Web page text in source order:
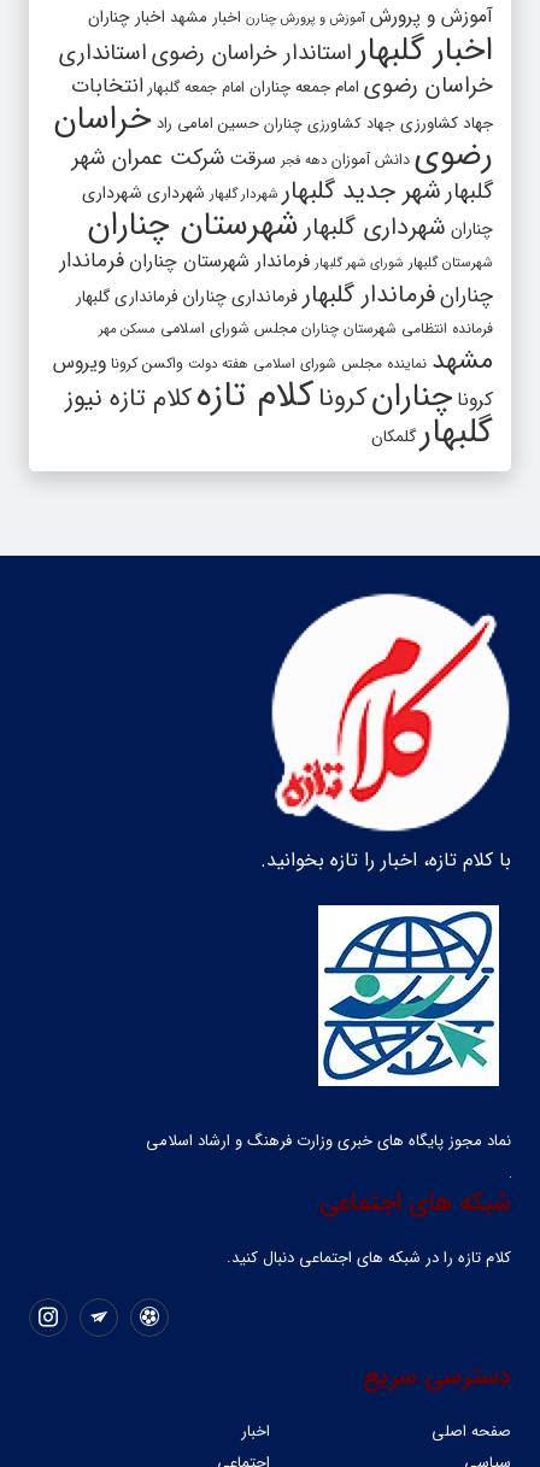
آموزش و پرورش آموزش و پرورش چنارن اخبار مشهد اخبار چناران
اخبار گلبهار استاندار خراسان رضویاستانداری
خراسان رضوی امام جمعه چناران امام جمعه گلبهار انتخابات
جهاد کشاورزی جهاد کشاورزی چناران حسین امامی راد خراسان
رضوی دانش آموزان دهه فجر سرقت شرکت عمران شهر
گلبهارشهر جدید گلبهار شهردار گلبهار شهرداری شهرداری
چناران شهرداری گلبهار شهرستان چناران
شهرستان گلبهار شورای شهر گلبهار فرماندار شهرستان چناران فرماندار
چنارانفرماندار گلبهار فرمانداری چناران فرمانداری گلبهار
فرمانده انتظامی شهرستان چناران مجلس شورای اسلامی مسکن مهر
مشهد نماینده مجلس شورای اسلامی هفته دولت واکسن کرونا ویروس
کرونا چنارانکروناکلام تازهکلام تازه نیوز
گلبهارگلمکان
با کلام تازه، اخبار را تازه بخوانید.
نماد مجوز پایگاه های خبری وزارت فرهنگ و ارشاد اسلامی
شبکه های اجتماعی
کلام تازه را در شبکه ‌های اجتماعی دنبال کنید.
دسترسی سریع
صفحه اصلی
اخبار